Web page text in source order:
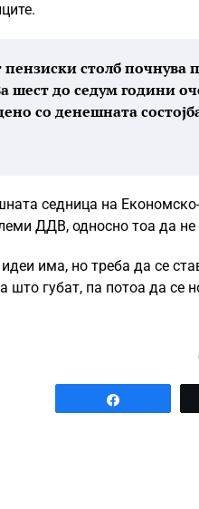
пензиски столб почнува
шест до седум години
со денешната
седница на
ДДВ, односно тоа да не
има, но треба да се
што губат, па потоа да се